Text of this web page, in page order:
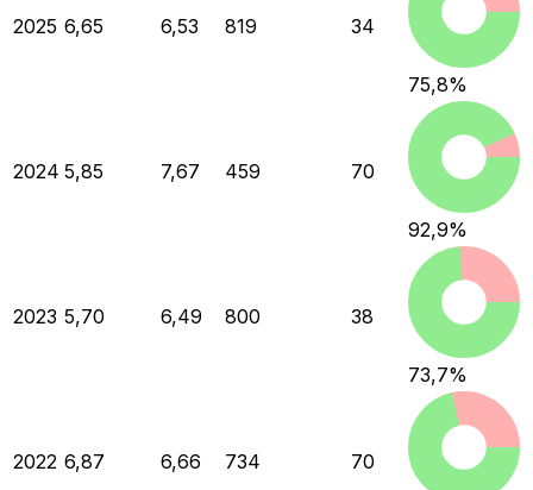
2025 6,65 6,53 819 34
75,8%
2024 5,85 7,67 459 70
92,9%
2023 5,70 6,49 800 38
73,7%
2022 6,87 6,66 734 70